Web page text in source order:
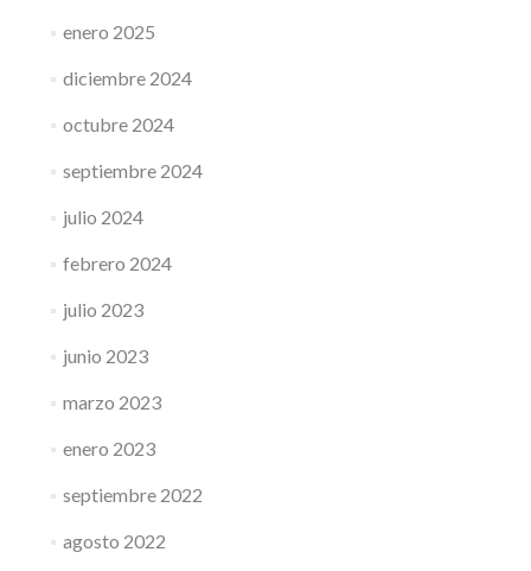
enero 2025
diciembre 2024
octubre 2024
septiembre 2024
julio 2024
febrero 2024
julio 2023
junio 2023
marzo 2023
enero 2023
septiembre 2022
agosto 2022